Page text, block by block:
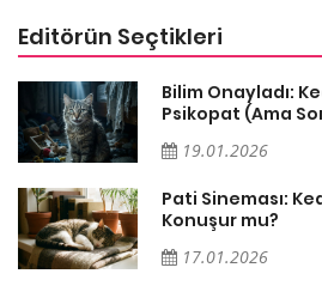
Editörün Seçtikleri
Bilim Onayladı:
Psikopat (Ama
19.01.2026
Pati Sineması:
Konuşur mu?
17.01.2026